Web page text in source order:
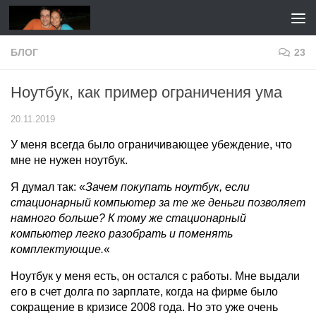
Перейти к содержимому
БЛОГ 23
Ноутбук, как пример ограничения ума
20.11.2019
У меня всегда было ограничивающее убеждение, что
мне не нужен ноутбук.
Я думал так: «Зачем покупать ноутбук, если
стационарный компьютер за те же деньги позволяет
намного больше? К тому же стационарный
компьютер легко разобрать и поменять
комплектующие.«
Ноутбук у меня есть, он остался с работы. Мне выдали
его в счет долга по зарплате, когда на фирме было
сокращение в кризисе 2008 года. Но это уже очень